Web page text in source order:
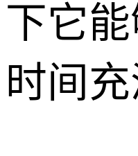
下它
时间充